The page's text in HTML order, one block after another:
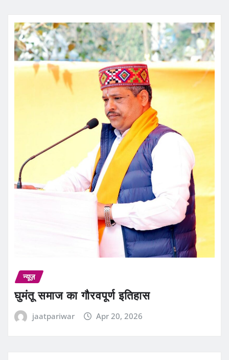
न्यूज़
घुमंतू समाज का गौरवपूर्ण इतिहास
jaatpariwar Apr 20, 2026